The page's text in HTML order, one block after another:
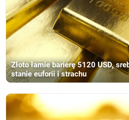
Złoto łamie barierę 5120 USD,
stanie euforii i strachu